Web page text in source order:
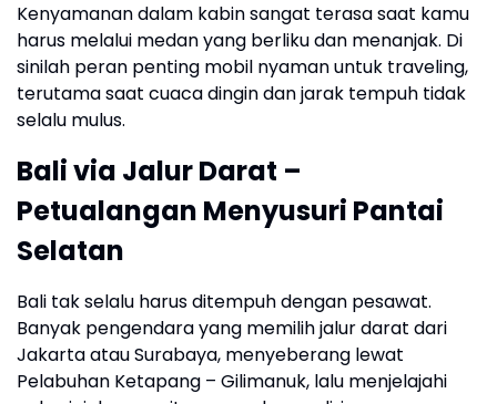
Kenyamanan dalam kabin sangat terasa saat kamu
harus melalui medan yang berliku dan menanjak. Di
sinilah peran penting mobil nyaman untuk traveling,
terutama saat cuaca dingin dan jarak tempuh tidak
selalu mulus.
Bali via Jalur Darat –
Petualangan Menyusuri Pantai
Selatan
Bali tak selalu harus ditempuh dengan pesawat.
Banyak pengendara yang memilih jalur darat dari
Jakarta atau Surabaya, menyeberang lewat
Pelabuhan Ketapang – Gilimanuk, lalu menjelajahi